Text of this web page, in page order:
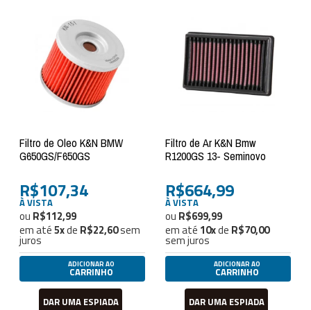
Filtro de Oleo K&N BMW
G650GS/F650GS
R$107,34
À VISTA
R$112,99
em até5xde R$22,60sem
juros
ADICIONAR AO
CARRINHO
DAR UMA ESPIADA
Filtro de Ar K&N Bmw
R1200GS 13- Seminovo
R$664,99
À VISTA
R$699,99
em até 10xde R$70,00
sem juros
ADICIONAR AO
CARRINHO
DAR UMA ESPIADA